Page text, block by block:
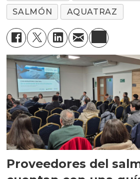
SALMÓN
AQUATRAZ
Proveedores del